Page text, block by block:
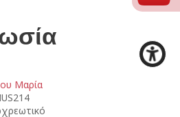
Μαρία